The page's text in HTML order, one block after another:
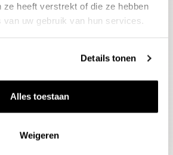
ze heeft verstrekt of die ze hebben
uw gebruik van hun services.
Details tonen
Alles toestaan
Weigeren
Aanmelden
Thema's